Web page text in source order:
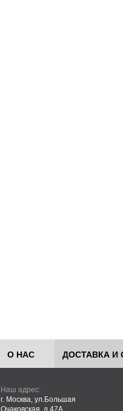
О НАС ДОСТАВКА И
Наш адрес:
г. Москва, ул.Большая
Очаковская, д.47А